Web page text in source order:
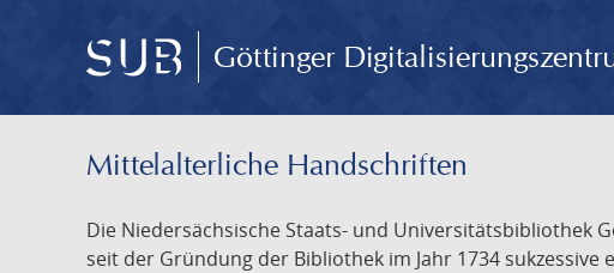
Göttinger
Mittelalterliche Handschriften
Die Niedersächsische Staats- und Universitätsbibliothek
seit der Gründung der Bibliothek im Jahr 1734